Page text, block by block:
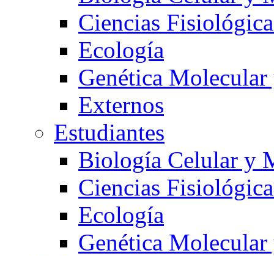
Ciencias
Ecología
Genética
Externos
Estudiantes
Biología Celular y
Ciencias
Ecología
Genética